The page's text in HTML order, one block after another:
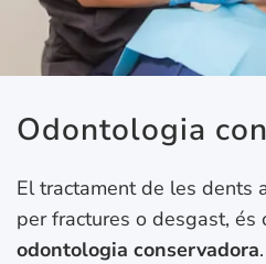
Odontologia
El tractament de les dents
per fractures o desgast, és
odontologia conservadora